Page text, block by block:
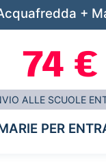
+
74 €
ALLE SCUOLE
PER